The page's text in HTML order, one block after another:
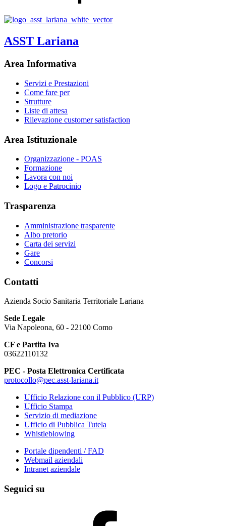
ASST Lariana
Area Informativa
Servizi e Prestazioni
Come fare per
Strutture
Liste di attesa
Rilevazione customer satisfaction
Area Istituzionale
Organizzazione - POAS
Formazione
Lavora con noi
Logo e Patrocinio
Trasparenza
Amministrazione trasparente
Albo pretorio
Carta dei servizi
Gare
Concorsi
Contatti
Azienda Socio Sanitaria Territoriale Lariana
Sede Legale
Via Napoleona, 60 - 22100 Como
CF e Partita Iva
03622110132
PEC - Posta Elettronica Certificata
protocollo@pec.asst-lariana.it
Ufficio Relazione con il Pubblico (URP)
Ufficio Stampa
Servizio di mediazione
Ufficio di Pubblica Tutela
Whistleblowing
Portale dipendenti / FAD
Webmail aziendali
Intranet aziendale
Seguici su